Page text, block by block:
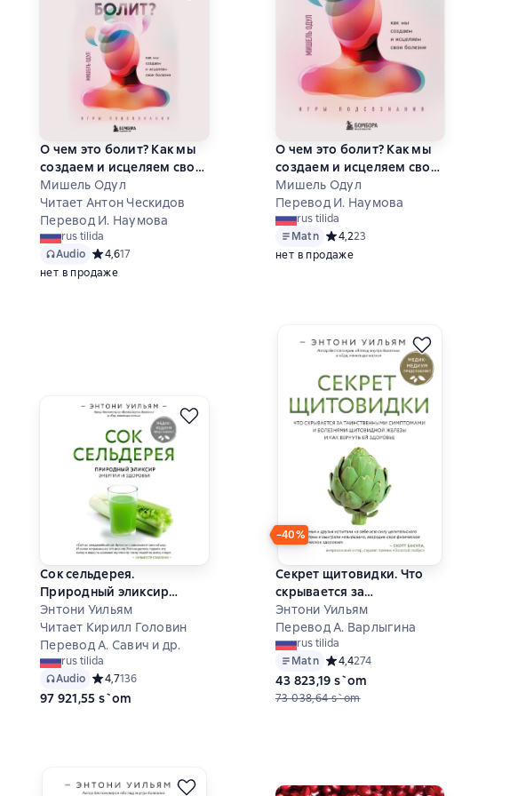
48 оценок
О чем это болит? Как мы
создаем и исцеляем свои
болезни
Мишель Одул
Читает Антон Ческидов
Перевод И. Наумова
rus tilida
Audio Средний рейтинг 4,6 на основе 17 оценок
4,617
нет в продаже
О чем это болит? Как мы
создаем и исцеляем свои
болезни
Мишель Одул
Перевод И. Наумова
rus tilida
Matn Средний рейтинг 4,2 на основе 23
4,223
нет в продаже
156 оценок
Сок сельдерея.
Природный эликсир
энергии и здоровья
Энтони Уильям
Читает Кирилл Головин
Перевод А. Савич и др.
rus tilida
Audio Средний рейтинг 4,7 на основе 136 оценок
4,7136
97 921,55 s`om
−40%
Секрет щитовидки. Что
скрывается за
таинственными
симптомами и болезнями
щитовидной железы и как
вернуть ей здоровье
Энтони Уильям
Перевод А. Варлыгина
rus tilida
Matn Средний рейтинг 4,4 на основе 274
4,4274
43 823,19 s`om
73 038,64 s`om